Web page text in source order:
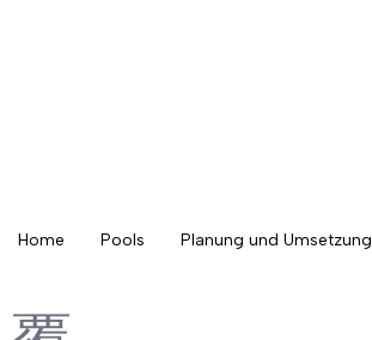
Home Pools Planung und Umsetzung